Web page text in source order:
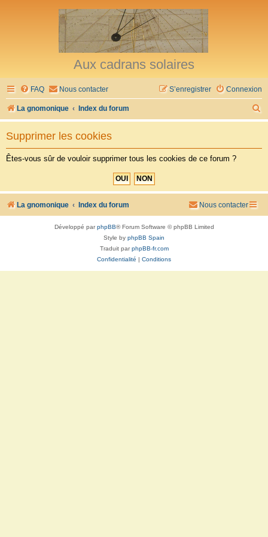
Aux cadrans solaires
FAQ Nous contacter Connexion
S’enregistrer
La gnomonique Index du forum
e
h
Supprimer les cookies
Êtes-vous sûr de vouloir supprimer tous les cookies de ce forum ?
La gnomonique Index du forum Nous contacter
Développé parphpBB® Forum Software © phpBB Limited
Style by phpBB Spain
Traduit parphpBB-fr.com
Confidentialité | Conditions